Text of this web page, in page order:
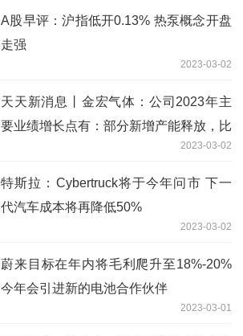
A股早评：沪指低开0.13% 热泵概念开盘
走强
2023-03-02
天天新消息丨金宏气体：公司2023年主
要业绩增长点有：部分新增产能释放，比
如眉山超纯氨、氢气，嘉兴二氧化碳项目
等
2023-03-02
特斯拉：Cybertruck将于今年问市 下一
代汽车成本将再降低50%
2023-03-02
蔚来目标在年内将毛利爬升至18%-20%
今年会引进新的电池合作伙伴
2023-03-01